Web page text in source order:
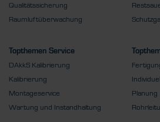
Qualitätssicherung
Raumluftüberwachung
Topthemen Service
DAkkS Kalibrierung
Kalibrierung
Montageservice
Wartung und Instandhaltung
Planung